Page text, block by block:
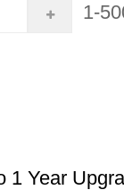
1-
1 Year